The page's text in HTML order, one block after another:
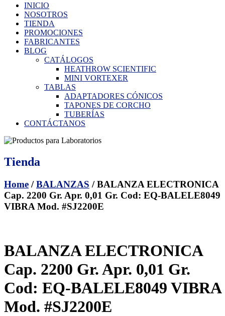
INICIO
NOSOTROS
TIENDA
PROMOCIONES
FABRICANTES
BLOG
CATÁLOGOS
HEATHROW SCIENTIFIC
MINI VORTEXER
TABLAS
ADAPTADORES CÓNICOS
TAPONES DE CORCHO
TUBERÍAS
CONTÁCTANOS
Tienda
Home /BALANZAS / BALANZA ELECTRONICA
Cap. 2200 Gr. Apr. 0,01 Gr. Cod: EQ-BALELE8049
VIBRA Mod. #SJ2200E
BALANZA ELECTRONICA
Cap. 2200 Gr. Apr. 0,01 Gr.
Cod: EQ-BALELE8049 VIBRA
Mod. #SJ2200E